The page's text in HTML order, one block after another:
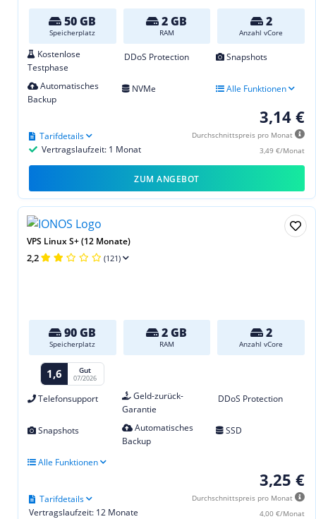
50 GB
Speicherplatz
2 GB
RAM
2
Anzahl vCore
Kostenlose
Testphase
DDoS Protection Snapshots
Automatisches
Backup
NVMe Alle Funktionen
3,14 €
Durchschnittspreis pro Monat
3,49 €/Monat
Vertragslaufzeit: 1 Monat
Tarifdetails
ZUM ANGEBOT
VPS Linux S+ (12 Monate)
2,2 (121)
90 GB
Speicherplatz
2 GB
RAM
2
Anzahl vCore
1,6 Gut
07/2026
Telefonsupport
Geld-zurück-
Garantie
DDoS Protection
Snapshots
Automatisches
Backup
SSD
Alle Funktionen
3,25 €
Durchschnittspreis pro Monat
4,00 €/Monat
Vertragslaufzeit: 12 Monate
Tarifdetails